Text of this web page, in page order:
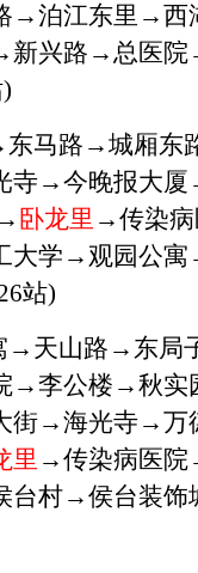
→泊江东里→
新兴路→总医
马路→城厢东
寺→今晚报大
卧龙里 →传染
学→观园公
站)
→天山路→东局
→李公楼→秋
街→海光寺→万
里 →传染病医
台村→侯台装